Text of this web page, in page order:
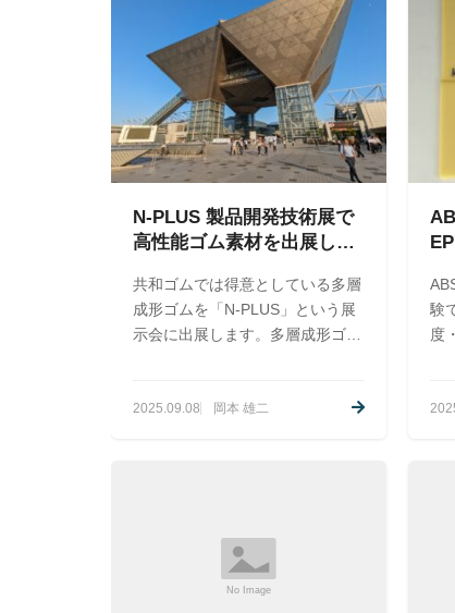
N-PLUS 製品開発技術展で
高性能ゴム素材を出展しま
共和ゴムでは得意としている多層
成形ゴムを「N-PLUS」という展
示会に出展します。多層成形ゴム
クなどとゴムの一体成型が出来ま
2025.09.08 岡本 雄二
験
度